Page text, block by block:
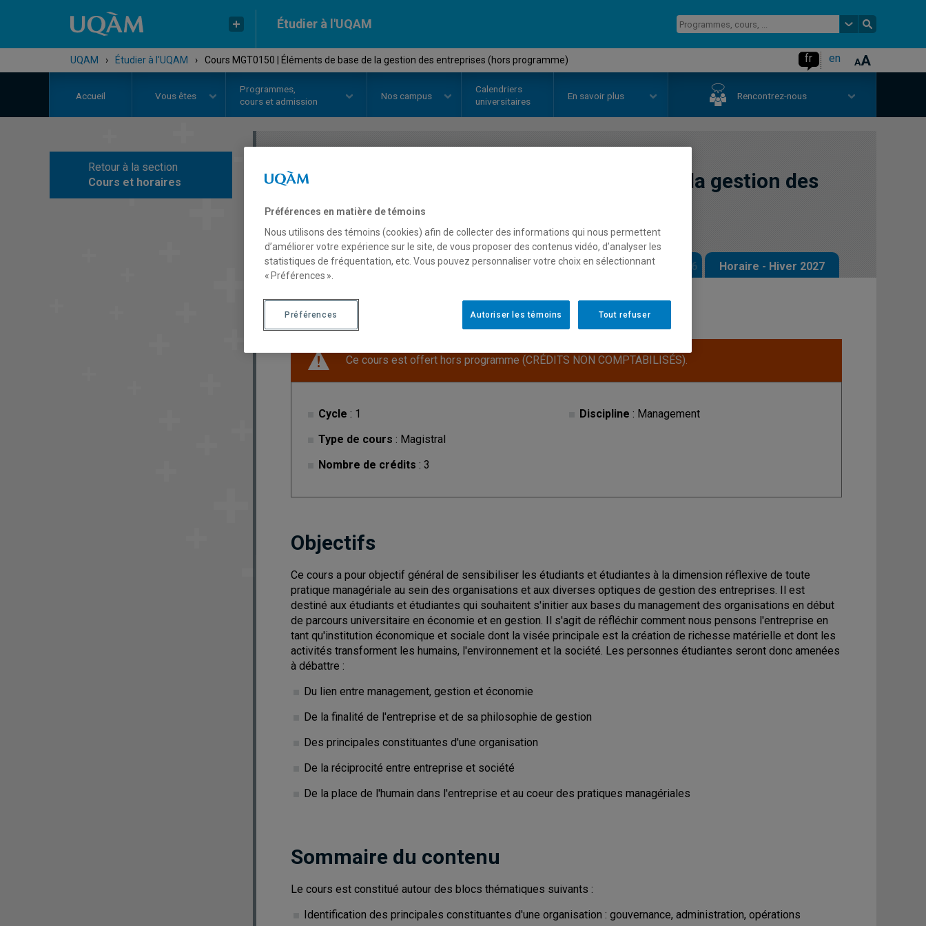
Étudier à l'UQAM
UQAM › Étudier à l'UQAM › Cours MGT0150 | Éléments de base de la gestion des entreprises (hors programme) fr en
Accueil Vous êtes
Programmes,
cours et admission
Nos campus
Calendriers
universitaires
En savoir plus Rencontrez-nous
Retour à la section
Cours et horaires
COURS
Éléments de base de la gestion des
entreprises (hors programme)
Description Horaire - Été 2026 Horaire - Automne 2026 Horaire - Hiver 2027
Ce cours est offert hors programme (CRÉDITS NON COMPTABILISÉS).
Cycle : 1
Type de cours : Magistral
Nombre de crédits : 3
Discipline : Management
Objectifs
Ce cours a pour objectif général de sensibiliser les étudiants et étudiantes à la dimension réflexive de toute
pratique managériale au sein des organisations et aux diverses optiques de gestion des entreprises. Il est
destiné aux étudiants et étudiantes qui souhaitent s'initier aux bases du management des organisations en début
de parcours universitaire en économie et en gestion. Il s'agit de réfléchir comment nous pensons l'entreprise en
tant qu'institution économique et sociale dont la visée principale est la création de richesse matérielle et dont les
activités transforment les humains, l'environnement et la société. Les personnes étudiantes seront donc amenées
à débattre :
Du lien entre management, gestion et économie
De la finalité de l'entreprise et de sa philosophie de gestion
Des principales constituantes d'une organisation
De la réciprocité entre entreprise et société
De la place de l'humain dans l'entreprise et au coeur des pratiques managériales
Sommaire du contenu
Le cours est constitué autour des blocs thématiques suivants :
Identification des principales constituantes d'une organisation : gouvernance, administration, opérations
Préférences en matière de témoins
Nous utilisons des témoins (cookies) afin de collecter des informations qui nous permettent
d’améliorer votre expérience sur le site, de vous proposer des contenus vidéo, d’analyser les
statistiques de fréquentation, etc. Vous pouvez personnaliser votre choix en sélectionnant
« Préférences ».
Tout refuser
Autoriser les témoins
Préférences